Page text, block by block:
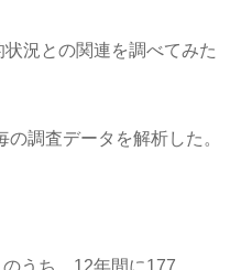
況との関連を調べてみた
調査データを解析した。